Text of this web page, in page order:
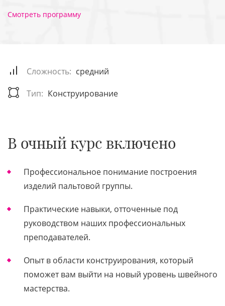
Смотреть программу
Сложность: средний
Тип: Конструирование
В очный курс включено
Профессиональное понимание построения
изделий пальтовой группы.
Практические навыки, отточенные под
руководством наших профессиональных
преподавателей.
Опыт в области конструирования, который
поможет вам выйти на новый уровень швейного
мастерства.